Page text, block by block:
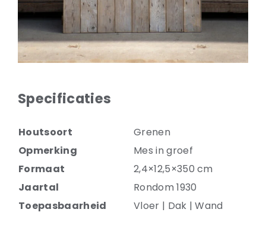
KEUKENBLOKKEN
SCHOUWEN
TRAPPEN
PORSELEINEN BAKKEN
Specificaties
Houtsoort
Grenen
Opmerking
Mes in groef
Formaat
2,4×12,5×350 cm
Jaartal
Rondom 1930
Toepasbaarheid
Vloer | Dak | Wand